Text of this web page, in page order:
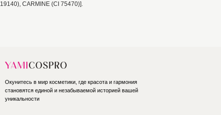
19140), CARMINE (CI 75470)].
Окунитесь в мир косметики, где красота и гармония
становятся единой и незабываемой историей вашей
уникальности